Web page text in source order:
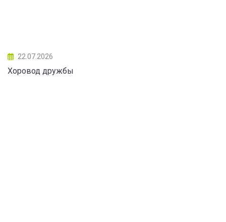
22.07.2026
Хоровод дружбы